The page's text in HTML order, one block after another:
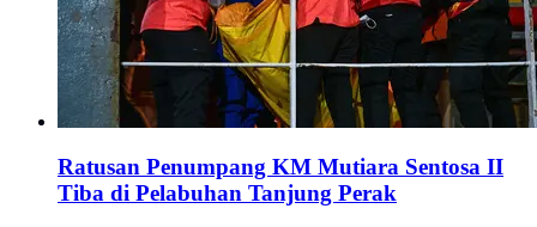
Ratusan Penumpang KM Mutiara Sentosa II
Tiba di Pelabuhan Tanjung Perak